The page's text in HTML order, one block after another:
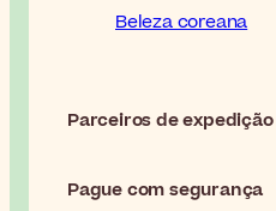
Beleza coreana
Parceiros de expedição
Pague com segurança